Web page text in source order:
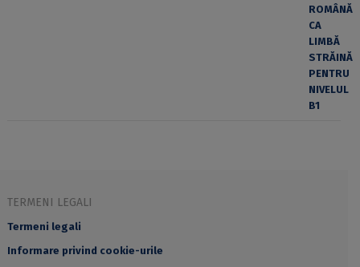
TERMENI LEGALI
Termeni legali
Informare privind cookie-urile